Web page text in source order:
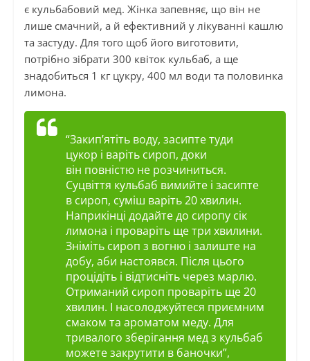
є кульбабовий мед. Жінка запевняє, що він не
лише смачний, а й ефективний у лікуванні кашлю
та застуду. Для того щоб його виготовити,
потрібно зібрати 300 квіток кульбаб, а ще
знадобиться 1 кг цукру, 400 мл води та половинка
лимона.
“Закип’ятіть воду, засипте туди
цукор і варіть сироп, доки
він повністю не розчиниться.
Суцвіття кульбаб вимийте і засипте
в сироп, суміш варіть 20 хвилин.
Наприкінці додайте до сиропу сік
лимона і проваріть ще три хвилини.
Зніміть сироп з вогню і залиште на
добу, аби настоявся. Після цього
процідіть і відтисніть через марлю.
Отриманий сироп проваріть ще 20
хвилин. І насолоджуйтеся приємним
смаком та ароматом меду. Для
тривалого зберігання мед з кульбаб
можете закрутити в баночки”,